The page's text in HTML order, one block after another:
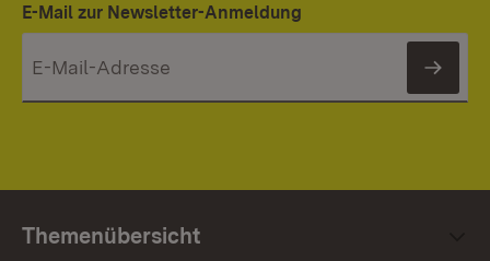
E-Mail zur Newsletter-Anmeldung
Themenübersicht